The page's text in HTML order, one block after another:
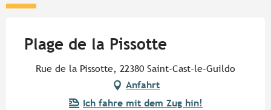
Plage de la Pissotte
Rue de la Pissotte, 22380 Saint-Cast-le-Guildo
Anfahrt
Ich fahre mit dem Zug hin!